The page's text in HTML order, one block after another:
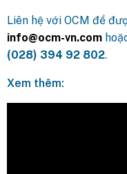
Liên hệ với OCM để
info@ocm-vn.com
(028) 394 92 802.
Xem thêm: